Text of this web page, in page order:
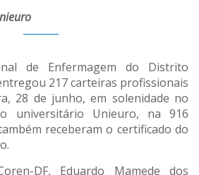
de Enfermagem do Distrito
217 carteiras profissionais
28 de junho, em solenidade no
universitário Unieuro, na 916
receberam o certificado do
DF, Eduardo Mamede dos